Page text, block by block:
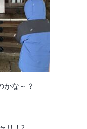
かな～？